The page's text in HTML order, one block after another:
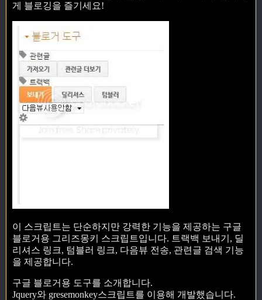
게 블로깅을 즐기세요!
이 스크립트는 단순하지만 강력한 기능을 제공하는 구글
블로거용 그리즈몽키 스크립트입니다. 트랙백 보내기, 딜
리셔스 링크, 텀블러 링크, 다음뷰 전송, 관련글 검색 기능
을 제공합니다.
구글 블로거용 도구를 소개합니다.
Jquery와 gresemonkey스크립트를 이용해 개발했습니다.